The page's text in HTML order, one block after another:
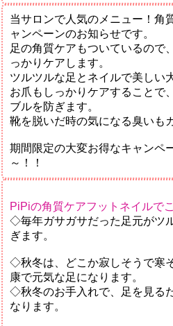
当サロンで人気のメニュー！角
ャンペーンのお知らせです。
足の角質ケアもついているので
っかりケアします。
ツルツルな足とネイルで美し
お爪もしっかりケアすることで
ブルを防ぎます。
靴を脱いだ時の気になる臭いも
期間限定の大変お得なキャンペ
～！！
PiPiの角質ケアフットネイルで
◇毎年ガサガサだった足元がツ
ぎます。
◇秋冬は、どこか寂しそうで寒
康で元気な足になります。
◇秋冬のお手入れで、足を見る
なります。